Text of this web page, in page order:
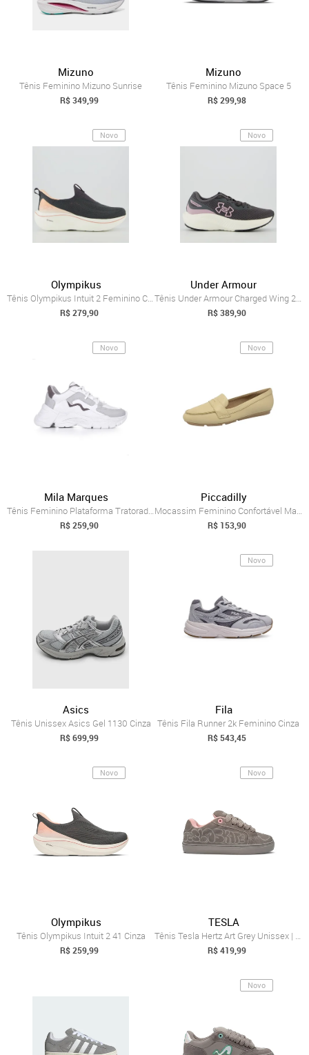
Mizuno
Tênis Feminino Mizuno Sunrise
R$ 349,99
Mizuno
Tênis Feminino Mizuno Space 5
R$ 299,98
Novo
Olympikus
Tênis Olympikus Intuit 2 Feminino Cinza ...
R$ 279,90
Novo
Under Armour
Tênis Under Armour Charged Wing 2 SE Fem...
R$ 389,90
Novo
Mila Marques
Tênis Feminino Plataforma Tratorada Conf...
R$ 259,90
Novo
Piccadilly
Mocassim Feminino Confortável Macio Baix...
R$ 153,90
Asics
Tênis Unissex Asics Gel 1130 Cinza
R$ 699,99
Novo
Fila
Tênis Fila Runner 2k Feminino Cinza
R$ 543,45
Novo
Olympikus
Tênis Olympikus Intuit 2 41 Cinza
R$ 259,99
Novo
TESLA
Tênis Tesla Hertz Art Grey Unissex | Cinza
R$ 419,99
Novo